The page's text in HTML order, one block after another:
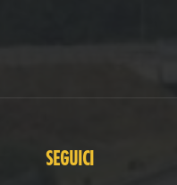
SEGUICI